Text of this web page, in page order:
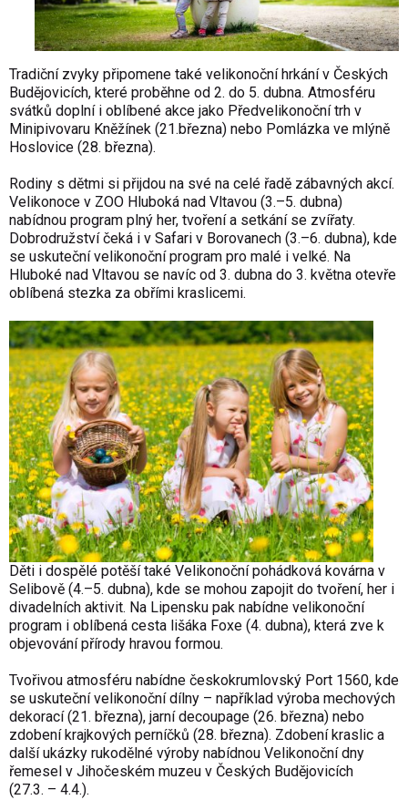
Tradiční zvyky připomene také velikonoční hrkání v Českých
Budějovicích, které proběhne od 2. do 5. dubna. Atmosféru
svátků doplní i oblíbené akce jako Předvelikonoční trh v
Minipivovaru Kněžínek (21.března) nebo Pomlázka ve mlýně
Hoslovice (28. března).
Rodiny s dětmi si přijdou na své na celé řadě zábavných akcí.
Velikonoce v ZOO Hluboká nad Vltavou (3.–5. dubna)
nabídnou program plný her, tvoření a setkání se zvířaty.
Dobrodružství čeká i v Safari v Borovanech (3.–6. dubna), kde
se uskuteční velikonoční program pro malé i velké. Na
Hluboké nad Vltavou se navíc od 3. dubna do 3. května otevře
oblíbená stezka za obřími kraslicemi.
Děti i dospělé potěší také Velikonoční pohádková kovárna v
Selibově (4.–5. dubna), kde se mohou zapojit do tvoření, her i
divadelních aktivit. Na Lipensku pak nabídne velikonoční
program i oblíbená cesta lišáka Foxe (4. dubna), která zve k
objevování přírody hravou formou.
Tvořivou atmosféru nabídne českokrumlovský Port 1560, kde
se uskuteční velikonoční dílny – například výroba mechových
dekorací (21. března), jarní decoupage (26. března) nebo
zdobení krajkových perníčků (28. března). Zdobení kraslic a
další ukázky rukodělné výroby nabídnou Velikonoční dny
řemesel v Jihočeském muzeu v Českých Budějovicích
(27.3. – 4.4.).